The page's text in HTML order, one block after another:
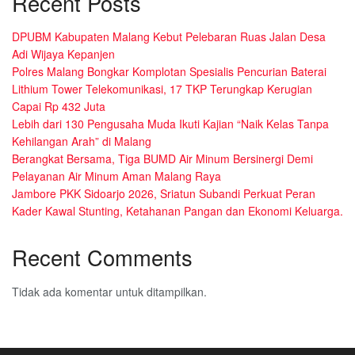
DPUBM Kabupaten Malang Kebut Pelebaran Ruas Jalan Desa
Adi Wijaya Kepanjen
Polres Malang Bongkar Komplotan Spesialis Pencurian Baterai
Lithium Tower Telekomunikasi, 17 TKP Terungkap Kerugian
Capai Rp 432 Juta
Lebih dari 130 Pengusaha Muda Ikuti Kajian “Naik Kelas Tanpa
Kehilangan Arah” di Malang
Berangkat Bersama, Tiga BUMD Air Minum Bersinergi Demi
Pelayanan Air Minum Aman Malang Raya
Jambore PKK Sidoarjo 2026, Sriatun Subandi Perkuat Peran
Kader Kawal Stunting, Ketahanan Pangan dan Ekonomi Keluarga.
Recent Comments
Tidak ada komentar untuk ditampilkan.